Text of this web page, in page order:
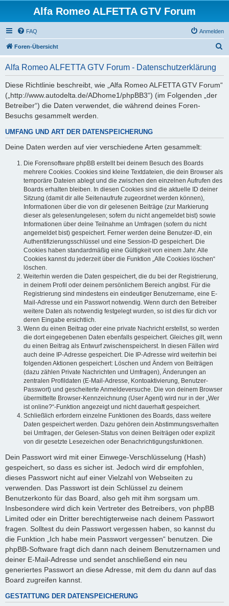
Alfa Romeo ALFETTA GTV Forum
FAQ Anmelden
Foren-Übersicht
Alfa Romeo ALFETTA GTV Forum - Datenschutzerklärung
Diese Richtlinie beschreibt, wie „Alfa Romeo ALFETTA GTV Forum“
(„http://www.autodelta.de/ADhome1/phpBB3“) (im Folgenden „der
Betreiber“) die Daten verwendet, die während deines Foren-
Besuchs gesammelt werden.
UMFANG UND ART DER DATENSPEICHERUNG
Deine Daten werden auf vier verschiedene Arten gesammelt:
Die Forensoftware phpBB erstellt bei deinem Besuch des Boards
mehrere Cookies. Cookies sind kleine Textdateien, die dein Browser als
temporäre Dateien ablegt und die zwischen den einzelnen Aufrufen des
Boards erhalten bleiben. In diesen Cookies sind die aktuelle ID deiner
Sitzung (damit dir alle Seitenaufrufe zugeordnet werden können),
Informationen über die von dir gelesenen Beiträge (zur Markierung
dieser als gelesen/ungelesen; sofern du nicht angemeldet bist) sowie
Informationen über deine Teilnahme an Umfragen (sofern du nicht
angemeldet bist) gespeichert. Ferner werden deine Benutzer-ID, ein
Authentifizierungsschlüssel und eine Session-ID gespeichert. Die
Cookies haben standardmäßig eine Gültigkeit von einem Jahr. Alle
Cookies kannst du jederzeit über die Funktion „Alle Cookies löschen“
löschen.
Weiterhin werden die Daten gespeichert, die du bei der Registrierung,
in deinem Profil oder deinem persönlichem Bereich angibst. Für die
Registrierung sind mindestens ein eindeutiger Benutzername, eine E-
Mail-Adresse und ein Passwort notwendig. Wenn durch den Betreiber
weitere Daten als notwendig festgelegt wurden, so ist dies für dich vor
deren Eingabe ersichtlich.
Wenn du einen Beitrag oder eine private Nachricht erstellst, so werden
die dort eingegebenen Daten ebenfalls gespeichert. Gleiches gilt, wenn
du einen Beitrag als Entwurf zwischenspeicherst. In diesen Fällen wird
auch deine IP-Adresse gespeichert. Die IP-Adresse wird weiterhin bei
folgenden Aktionen gespeichert: Löschen und Ändern von Beiträgen
(dazu zählen Private Nachrichten und Umfragen), Änderungen an
zentralen Profildaten (E-Mail-Adresse, Kontoaktivierung, Benutzer-
Passwort) und gescheiterte Anmeldeversuche. Die von deinem Browser
übermittelte Browser-Kennzeichnung (User Agent) wird nur in der „Wer
ist online?“-Funktion angezeigt und nicht dauerhaft gespeichert.
Schließlich erfordern einzelne Funktionen des Boards, dass weitere
Daten gespeichert werden. Dazu gehören dein Abstimmungsverhalten
bei Umfragen, der Gelesen-Status von deinen Beiträgen oder explizit
von dir gesetzte Lesezeichen oder Benachrichtigungsfunktionen.
Dein Passwort wird mit einer Einwege-Verschlüsselung (Hash)
gespeichert, so dass es sicher ist. Jedoch wird dir empfohlen,
dieses Passwort nicht auf einer Vielzahl von Webseiten zu
verwenden. Das Passwort ist dein Schlüssel zu deinem
Benutzerkonto für das Board, also geh mit ihm sorgsam um.
Insbesondere wird dich kein Vertreter des Betreibers, von phpBB
Limited oder ein Dritter berechtigterweise nach deinem Passwort
fragen. Solltest du dein Passwort vergessen haben, so kannst du
die Funktion „Ich habe mein Passwort vergessen“ benutzen. Die
phpBB-Software fragt dich dann nach deinem Benutzernamen und
deiner E-Mail-Adresse und sendet anschließend ein neu
generiertes Passwort an diese Adresse, mit dem du dann auf das
Board zugreifen kannst.
GESTATTUNG DER DATENSPEICHERUNG